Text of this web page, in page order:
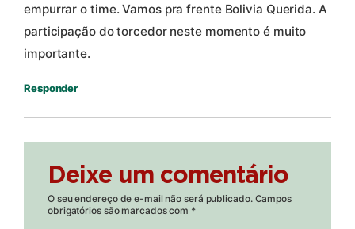
empurrar o time. Vamos pra frente Bolivia Querida. A
participação do torcedor neste momento é muito
importante.
Responder
Deixe um comentário
O seu endereço de e-mail não será publicado. Campos
obrigatórios são marcados com *